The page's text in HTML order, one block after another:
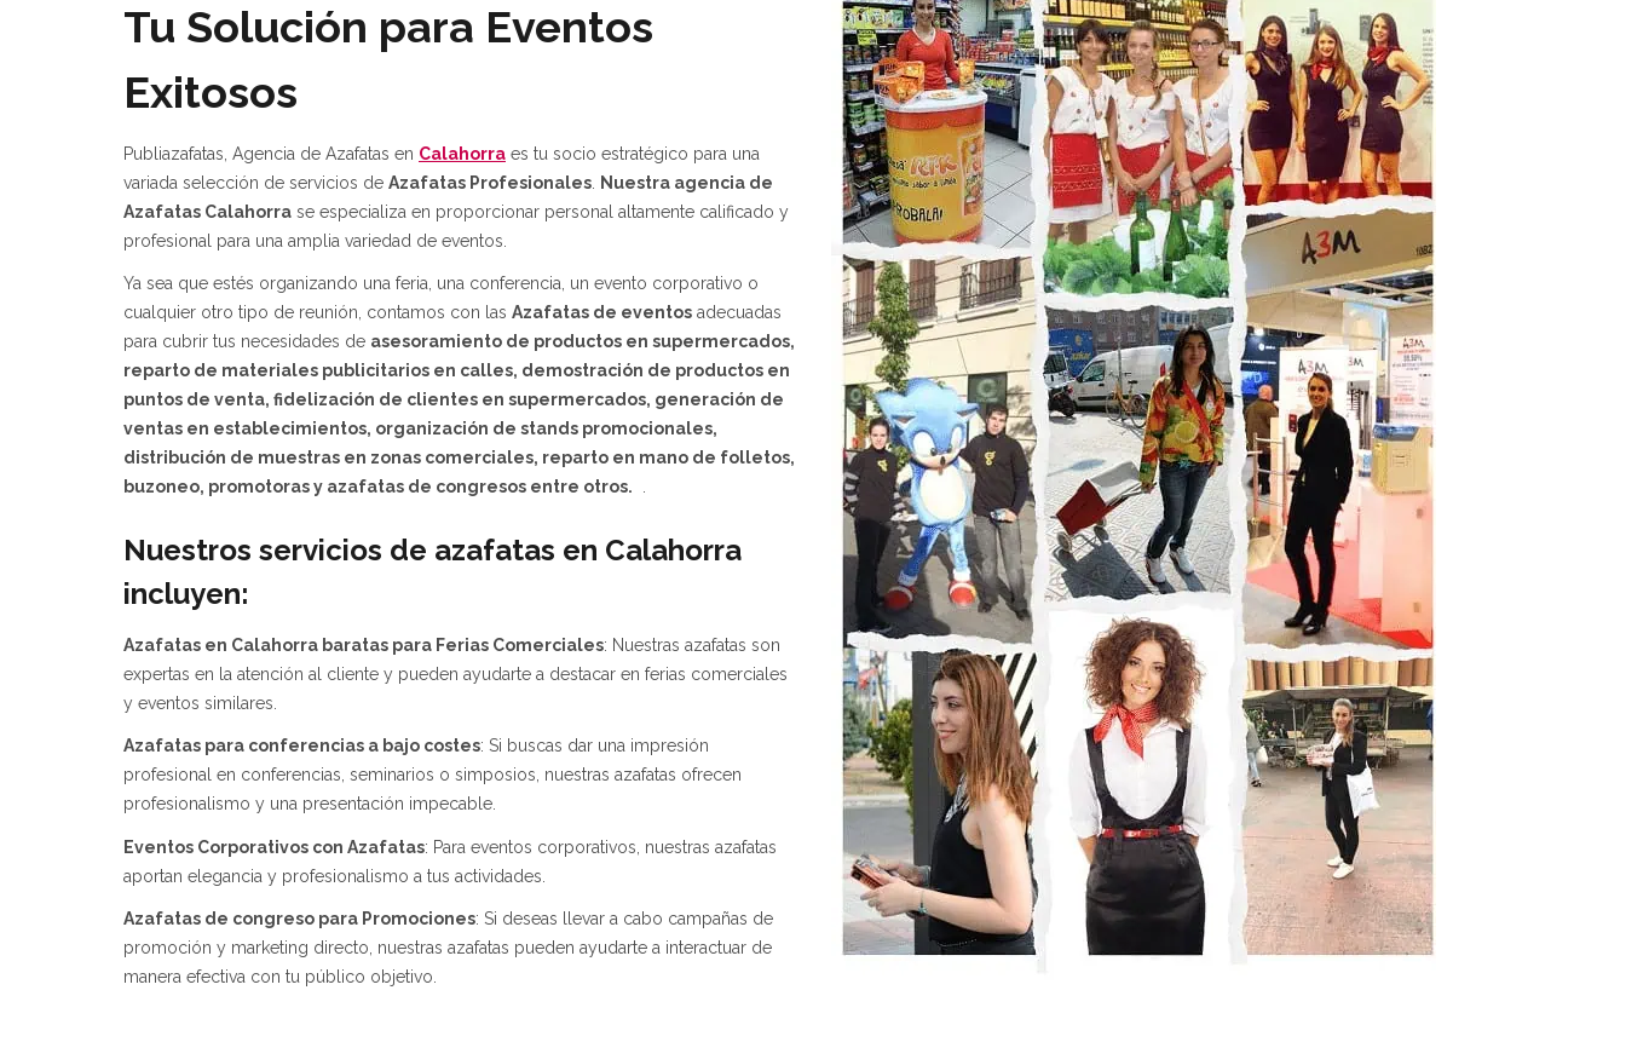
Tu Solución para Eventos
Exitosos
Publiazafatas, Agencia de Azafatas en Calahorra es tu socio estratégico para una
variada selección de servicios de Azafatas Profesionales Nuestra agencia de
Azafatas Calahorra se especializa en proporcionar personal altamente calificado y
profesional para una amplia variedad de eventos.
Ya sea que estés organizando una feria, una conferencia, un evento corporativo o
cualquier otro tipo de reunión, contamos con las Azafatas de eventos adecuadas
para cubrir tus necesidades de asesoramiento de productos en supermercados,
reparto de materiales publicitarios en calles, demostración de productos en
puntos de venta, fidelización de clientes en supermercados, generación de
ventas en establecimientos, organización de stands promocionales,
distribución de muestras en zonas comerciales, reparto en mano de folletos,
buzoneo, promotoras y azafatas de congresos entre otros.
Nuestros servicios de azafatas en Calahorra
incluyen:
Azafatas en Calahorra baratas para Ferias Comerciales: Nuestras azafatas son
expertas en la atención al cliente y pueden ayudarte a destacar en ferias comerciales
y eventos similares.
Azafatas para conferencias a bajo costes: Si buscas dar una impresión
profesional en conferencias, seminarios o simposios, nuestras azafatas ofrecen
profesionalismo y una presentación impecable.
Eventos Corporativos con Azafatas: Para eventos corporativos, nuestras azafatas
aportan elegancia y profesionalismo a tus actividades.
Azafatas de congreso para Promociones: Si deseas llevar a cabo campañas de
promoción y marketing directo, nuestras azafatas pueden ayudarte a interactuar de
manera efectiva con tu público objetivo.